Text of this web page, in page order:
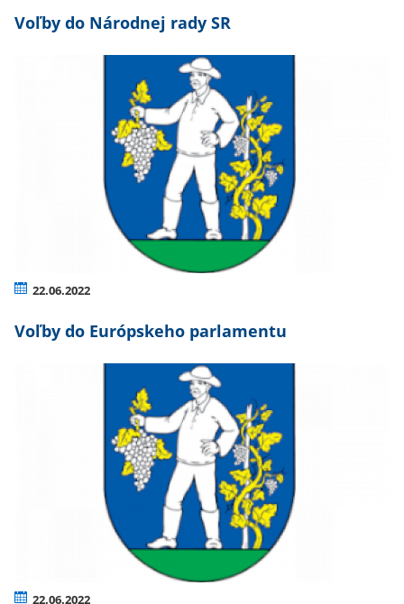
Voľby do Národnej rady SR
22.06.2022
Voľby do Európskeho parlamentu
22.06.2022